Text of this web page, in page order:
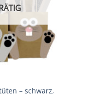
– schwarz,